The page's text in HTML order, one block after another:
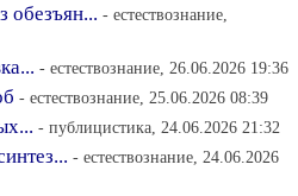
обезъян... - естествознание,
- естествознание, 26.06.2026 19:36
- естествознание, 25.06.2026 08:39
- публицистика, 24.06.2026 21:32
- естествознание, 24.06.2026